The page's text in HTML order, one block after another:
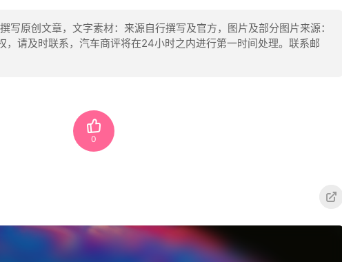
写原创文章，文字素材：来源自行撰写及官方，图片及部分图片来源：
，请及时联系，汽车商评将在24小时之内进行第一时间处理。联系邮
0